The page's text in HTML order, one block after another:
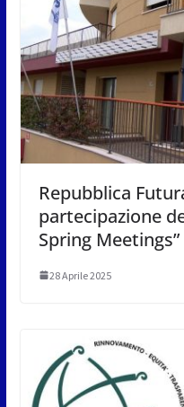
Repubblica
partecipazione
Spring Meetings”
28 Aprile 2025